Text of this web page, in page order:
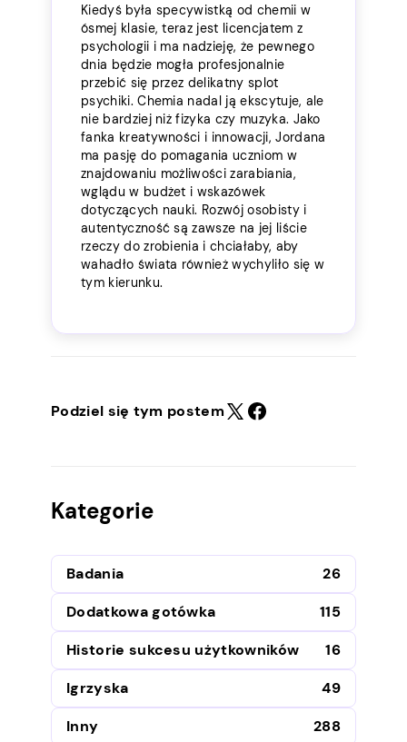
Kiedyś była specywistką od chemii w
ósmej klasie, teraz jest licencjatem z
psychologii i ma nadzieję, że pewnego
dnia będzie mogła profesjonalnie
przebić się przez delikatny splot
psychiki. Chemia nadal ją ekscytuje, ale
nie bardziej niż fizyka czy muzyka. Jako
fanka kreatywności i innowacji, Jordana
ma pasję do pomagania uczniom w
znajdowaniu możliwości zarabiania,
wglądu w budżet i wskazówek
dotyczących nauki. Rozwój osobisty i
autentyczność są zawsze na jej liście
rzeczy do zrobienia i chciałaby, aby
wahadło świata również wychyliło się w
tym kierunku.
Podziel się tym postem
Kategorie
Badania
26
Dodatkowa gotówka
115
Historie sukcesu użytkowników
16
Igrzyska
49
Inny
288